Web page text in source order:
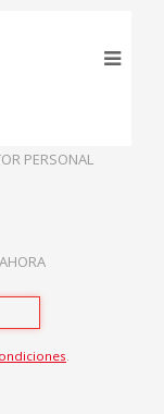
PERSONAL
.